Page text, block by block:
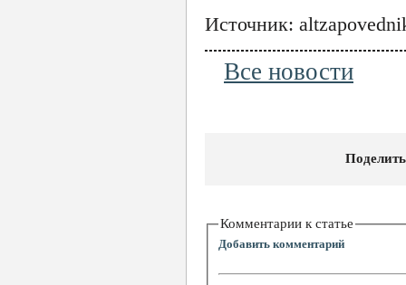
Источник:
Все новости
Комментарии к статье
Добавить комментарий